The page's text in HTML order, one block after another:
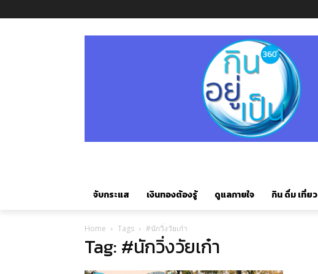
จับกระแส เงินทองต้องรู้ ดูแลกายใจ กิน ดื่ม เที่ยว
Home Tags #นักวิ่งวัยเก๋า
Tag: #นักวิ่งวัยเก๋า